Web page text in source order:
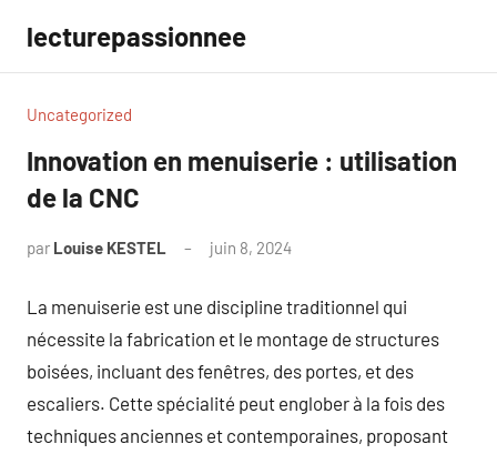
contenu
lecturepassionnee
Uncategorized
Innovation en menuiserie : utilisation
de la CNC
par Louise KESTEL juin 8, 2024
La menuiserie est une discipline traditionnel qui
nécessite la fabrication et le montage de structures
boisées, incluant des fenêtres, des portes, et des
escaliers. Cette spécialité peut englober à la fois des
techniques anciennes et contemporaines, proposant